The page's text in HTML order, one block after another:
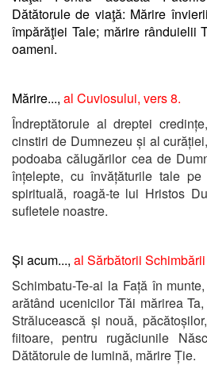
Dătătorule de viaţă: Mărire
împărăţiei Tale; mărire rânduielii
oameni.
Mărire..., al Cuviosului, vers 8.
Îndreptătorule al dreptei
cinstiri de Dumnezeu și al
podoaba călugărilor cea de
înțelepte, cu învățăturile tale
spirituală, roagă-te lui Hristos
sufletele noastre.
Și acum..., al Sărbătorii
Schimbatu-Te-ai la Față în
arătând ucenicilor Tăi mărirea
Strălucească și nouă,
fiitoare, pentru rugăciunile
Dătătorule de lumină, mărire Ție.